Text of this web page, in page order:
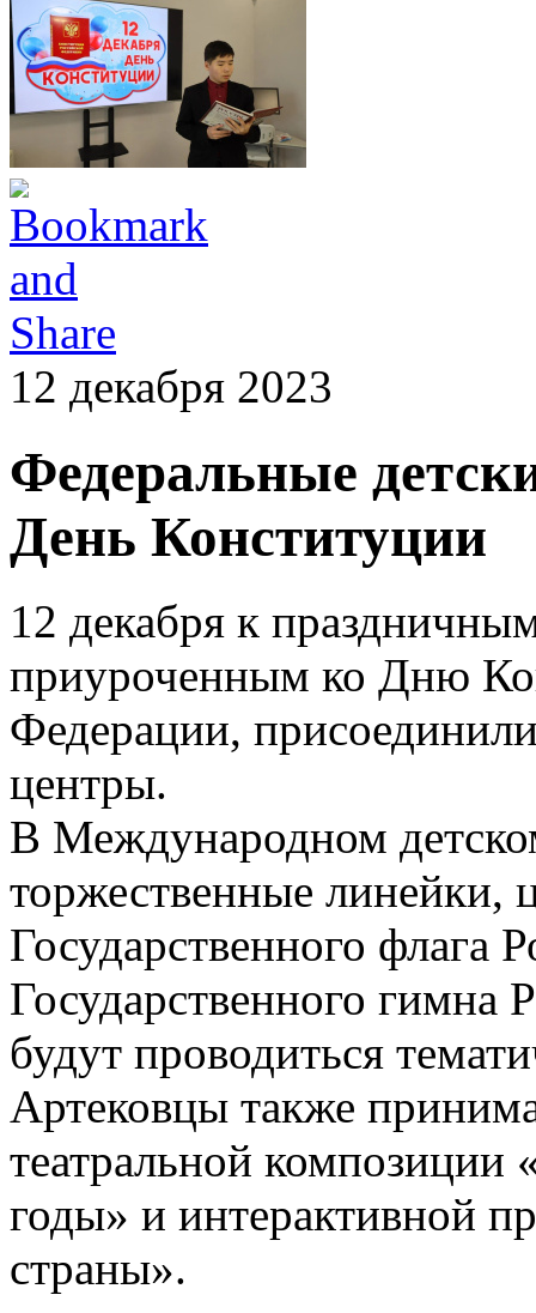
12 декабря 2023
Федеральные
День Конституции
12 декабря к
приуроченным ко Дню
Федерации,
центры.
В Международном
торжественные линейки,
Государственного флага
Государственного гимна
будут проводиться
Артековцы также
театральной
годы» и интерактивной
страны».